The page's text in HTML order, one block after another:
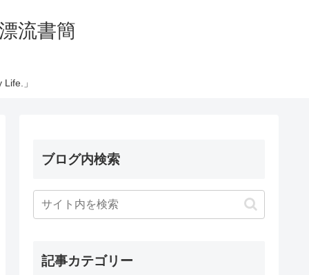
流書簡
」
ブログ内検索
記事カテゴリー